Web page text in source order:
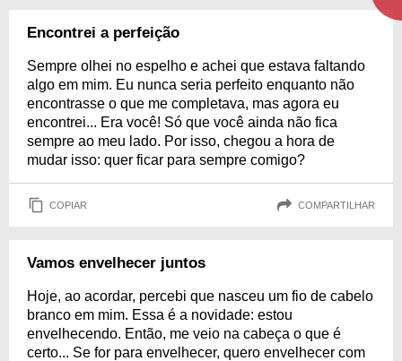
Encontrei a perfeição
Sempre olhei no espelho e achei que estava faltando
algo em mim. Eu nunca seria perfeito enquanto não
encontrasse o que me completava, mas agora eu
encontrei... Era você! Só que você ainda não fica
sempre ao meu lado. Por isso, chegou a hora de
mudar isso: quer ficar para sempre comigo?
COPIAR COMPARTILHAR
Vamos envelhecer juntos
Hoje, ao acordar, percebi que nasceu um fio de cabelo
branco em mim. Essa é a novidade: estou
envelhecendo. Então, me veio na cabeça o que é
certo... Se for para envelhecer, quero envelhecer com